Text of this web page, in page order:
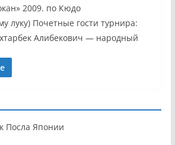
2009. по Кюдо
луку) Почетные гости турнира:
Алибекович — народный
Посла Японии